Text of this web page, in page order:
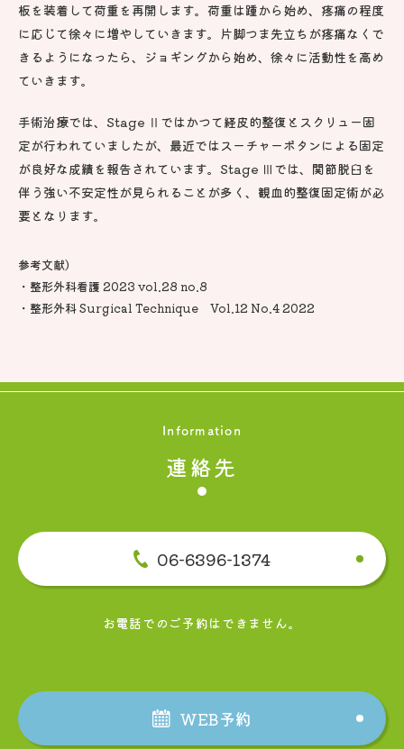
板を装着して荷重を再開します。荷重は踵から始め、疼痛の程度
に応じて徐々に増やしていきます。片脚つま先立ちが疼痛なくで
きるようになったら、ジョギングから始め、徐々に活動性を高め
ていきます。
手術治療では、Stage Ⅱではかつて経皮的整復とスクリュー固
定が行われていましたが、最近ではスーチャーボタンによる固定
が良好な成績を報告されています。Stage Ⅲでは、関節脱臼を
伴う強い不安定性が見られることが多く、観血的整復固定術が必
要となります。
参考文献）
・整形外科看護 2023 vol.28 no.8
・整形外科 Surgical Technique Vol.12 No.4 2022
Information
連絡先
06-6396-1374
お電話でのご予約はできません。
WEB予約